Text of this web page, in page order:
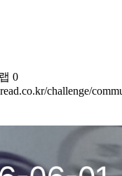
0
challenge/